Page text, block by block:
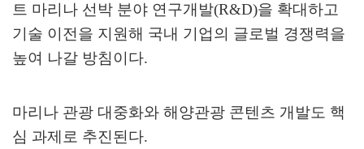
트 마리나 선박 분야 연구개발(R&D)을 확대하고
기술 이전을 지원해 국내 기업의 글로벌 경쟁력을
높여 나갈 방침이다.
마리나 관광 대중화와 해양관광 콘텐츠 개발도 핵
심 과제로 추진된다.